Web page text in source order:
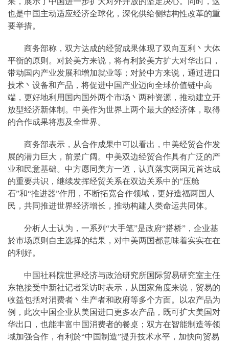
也是中国主动适应经济全球化，深化供给侧结构性改革的重
要举措。
商务部称，双方达成的经贸成果体现了双向互利丶大体
平衡的原则。对於美方来说，将有利於美方扩大对华出口，
带动国内产业发展和增加就业等；对於中方来说，通过进口
技术丶设备和产品，将促进中国产业迈向全球价值链中高
端，更好地利用国内国外两个市场丶两种资源，推动建立开
放型经济新体制。中美作为世界上两个最大的经济体，取得
的合作成果将惠及全世界。
商务部表示，从合作成果中可以看出，中美经贸合作发
展的潜力巨大，前景广阔。中美双边经贸合作具有广泛的产
业和民意基础。中方愿同美方一道，认真落实两国元首达成
的重要共识，继续发挥经贸关系在双边关系中的“压舱
石”和“推进器”作用，不断拓宽合作领域，更好造福两国人
民，共同推进世界经济增长，推动构建人类命运共同体。
分析人士认为，一系列“大手笔”是政府“搭桥”，企业基
於市场原则自主选择的结果，对中美两国都意味着实实在在
的利好。
中国社科院世界经济与政治研究所国际贸易研究室主任
东艳接受中新社记者采访时表示，从国家角度来说，贸易的
收益包括对消费者丶生产者和政府等多个方面。以农产品为
例，此次中国企业从美国进口更多农产品，既可扩大美国对
华出口，也能丰富中国消费者的餐桌；双方在智能制造等领
域加强合作，有利於“中国制造”提升技术水平，加快向贸易